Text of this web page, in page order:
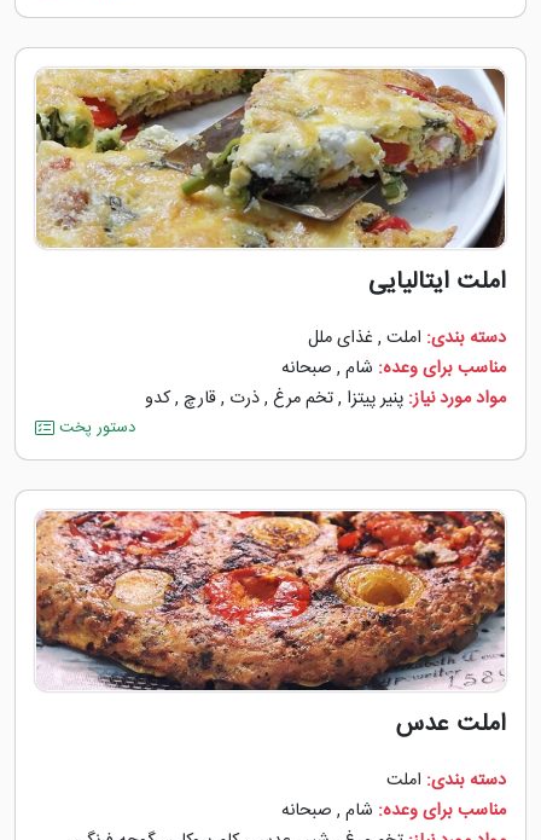
املت ایتالیایی
دسته بندی: املت , غذای ملل
مناسب برای وعده: شام , صبحانه
مواد مورد نیاز: پنیر پیتزا ,تخم مرغ ,ذرت ,قارچ ,کدو
دستور پخت
املت عدس
دسته بندی: املت
مناسب برای وعده: شام , صبحانه